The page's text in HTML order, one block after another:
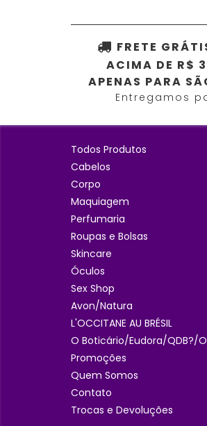
FRETE
ACIMA DE R$
APENAS PARA
Entregamos
Todos Produtos
Cabelos
Corpo
Maquiagem
Perfumaria
Roupas e Bolsas
Skincare
Óculos
Sex Shop
Avon/Natura
L'OCCITANE AU BRÉSIL
O Boticário/Eudora/QDB?/
Promoções
Quem Somos
Contato
Trocas e Devoluções